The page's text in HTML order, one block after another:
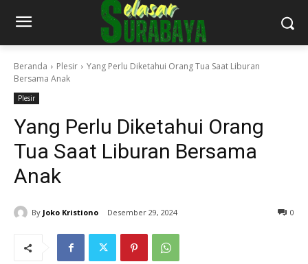
Beranda Plesir
Yang Perlu Diketahui Orang Tua Saat Liburan
Bersama Anak
Plesir
Yang Perlu Diketahui Orang
Tua Saat Liburan Bersama
Anak
By Joko Kristiono Desember 29, 2024 0